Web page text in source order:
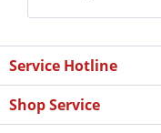
Service Hotline
Shop Service